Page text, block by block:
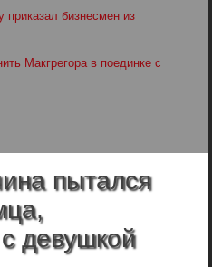
приказал бизнесмен из
Макгрегора в поединке с
пытался
девушкой